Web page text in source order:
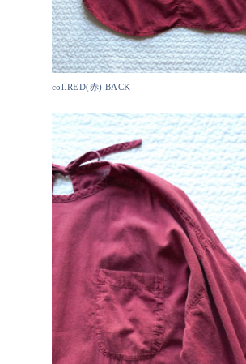
col.RED(赤) BACK